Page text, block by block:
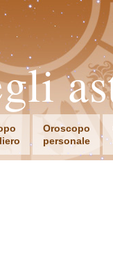
Oroscopo
personale